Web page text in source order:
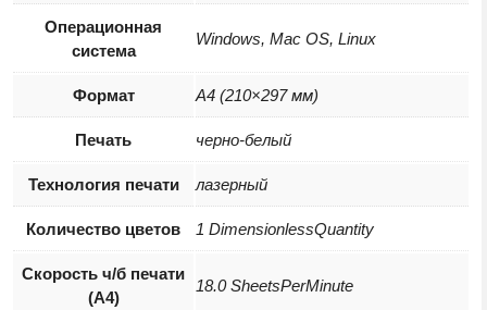
Операционная
система
Windows, Mac OS, Linux
Формат A4 (210×297 мм)
Печать черно-белый
Технология печати лазерный
Количество цветов 1 DimensionlessQuantity
Скорость ч/б печати
(А4)
18.0 SheetsPerMinute